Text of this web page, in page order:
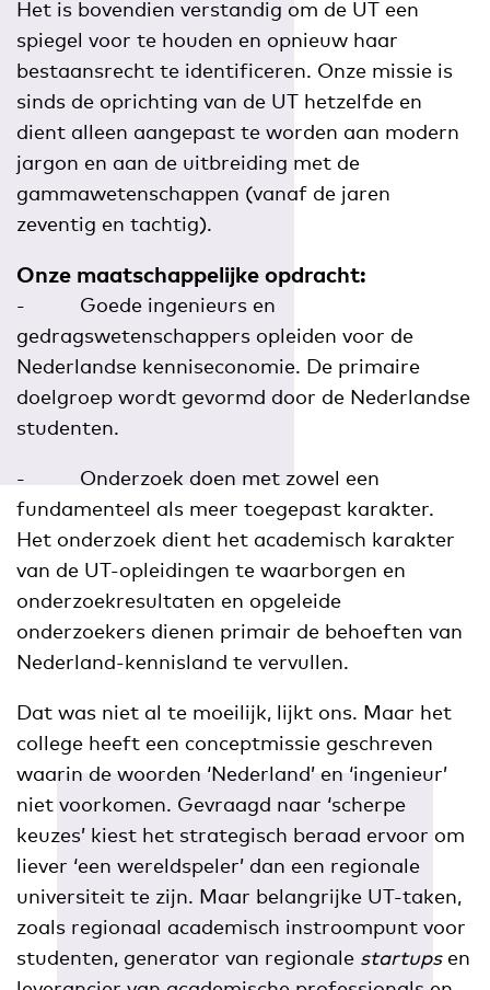
Het is bovendien verstandig om de UT een
spiegel voor te houden en opnieuw haar
bestaansrecht te identificeren. Onze missie is
sinds de oprichting van de UT hetzelfde en
dient alleen aangepast te worden aan modern
jargon en aan de uitbreiding met de
gammawetenschappen (vanaf de jaren
zeventig en tachtig).
Onze maatschappelijke opdracht:
- Goede ingenieurs en
gedragswetenschappers opleiden voor de
Nederlandse kenniseconomie. De primaire
doelgroep wordt gevormd door de Nederlandse
studenten.
- Onderzoek doen met zowel een
fundamenteel als meer toegepast karakter.
Het onderzoek dient het academisch karakter
van de UT-opleidingen te waarborgen en
onderzoekresultaten en opgeleide
onderzoekers dienen primair de behoeften van
Nederland-kennisland te vervullen.
Dat was niet al te moeilijk, lijkt ons. Maar het
college heeft een conceptmissie geschreven
waarin de woorden ‘Nederland’ en ‘ingenieur’
niet voorkomen. Gevraagd naar ‘scherpe
keuzes’ kiest het strategisch beraad ervoor om
liever ‘een wereldspeler’ dan een regionale
universiteit te zijn. Maar belangrijke UT-taken,
zoals regionaal academisch instroompunt voor
studenten, generator van regionale startupsen